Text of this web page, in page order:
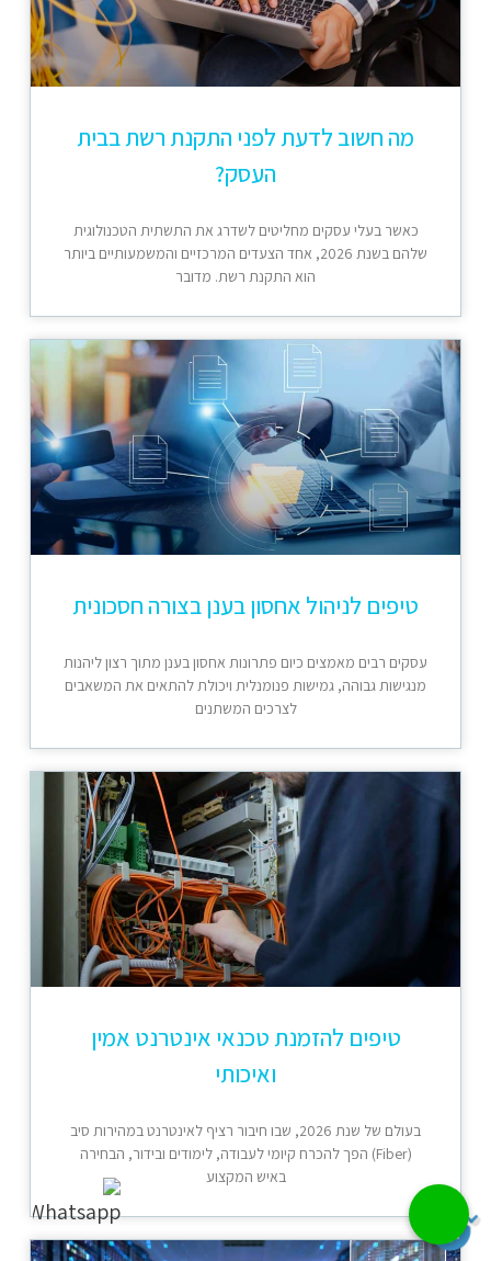
מה חשוב לדעת לפני התקנת רשת בבית
העסק?
כאשר בעלי עסקים מחליטים לשדרג את התשתית הטכנולוגית
שלהם בשנת 2026, אחד הצעדים המרכזיים והמשמעותיים ביותר
הוא התקנת רשת. מדובר
טיפים לניהול אחסון בענן בצורה חסכונית
עסקים רבים מאמצים כיום פתרונות אחסון בענן מתוך רצון ליהנות
מנגישות גבוהה, גמישות פנומנלית ויכולת להתאים את המשאבים
לצרכים המשתנים
טיפים להזמנת טכנאי אינטרנט אמין
ואיכותי
בעולם של שנת 2026, שבו חיבור רציף לאינטרנט במהירות סיב
(Fiber) הפך להכרח קיומי לעבודה, לימודים ובידור, הבחירה
באיש המקצוע